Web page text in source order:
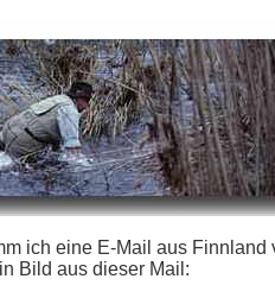
ich eine E-Mail aus Finnland
Bild aus dieser Mail: